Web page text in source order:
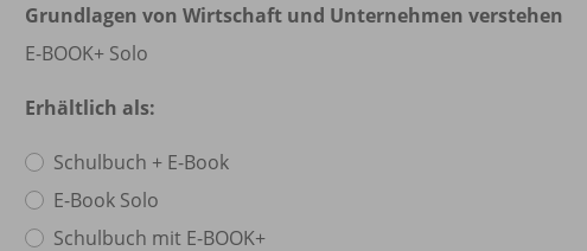
Grundlagen von Wirtschaft und Unternehmen verstehen
E-BOOK+ Solo
Erhältlich als:
Schulbuch + E-Book
E-Book Solo
Schulbuch mit E-BOOK+